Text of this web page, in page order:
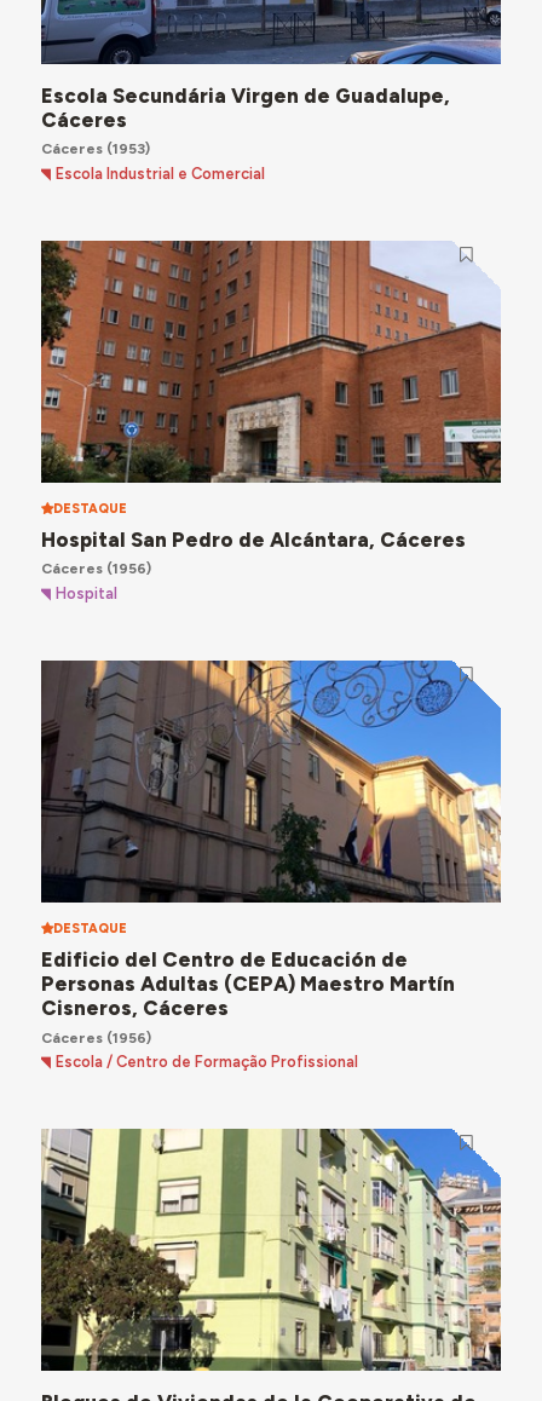
Escola Secundária Virgen de Guadalupe,
Cáceres
Cáceres(1953)
Escola Industrial e Comercial
DESTAQUE
Hospital San Pedro de Alcántara, Cáceres
Cáceres(1956)
Hospital
DESTAQUE
Edificio del Centro de Educación de
Personas Adultas (CEPA) Maestro Martín
Cisneros, Cáceres
Cáceres(1956)
Escola / Centro de Formação Profissional